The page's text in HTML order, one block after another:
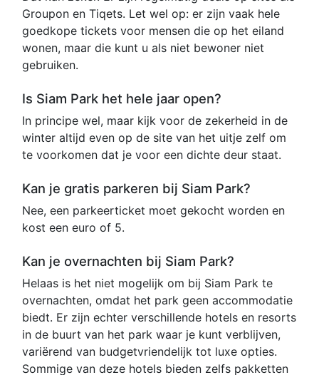
Groupon en Tiqets. Let wel op: er zijn vaak hele
goedkope tickets voor mensen die op het eiland
wonen, maar die kunt u als niet bewoner niet
gebruiken.
Is Siam Park het hele jaar open?
In principe wel, maar kijk voor de zekerheid in de
winter altijd even op de site van het uitje zelf om
te voorkomen dat je voor een dichte deur staat.
Kan je gratis parkeren bij Siam Park?
Nee, een parkeerticket moet gekocht worden en
kost een euro of 5.
Kan je overnachten bij Siam Park?
Helaas is het niet mogelijk om bij Siam Park te
overnachten, omdat het park geen accommodatie
biedt. Er zijn echter verschillende hotels en resorts
in de buurt van het park waar je kunt verblijven,
variërend van budgetvriendelijk tot luxe opties.
Sommige van deze hotels bieden zelfs pakketten